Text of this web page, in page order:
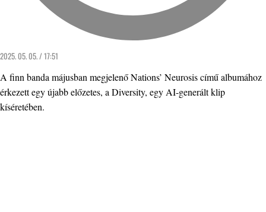
2025. 05. 05. / 17:51
A finn banda májusban megjelenő Nations’ Neurosis című albumához
érkezett egy újabb előzetes, a Diversity, egy AI-generált klip
kíséretében.